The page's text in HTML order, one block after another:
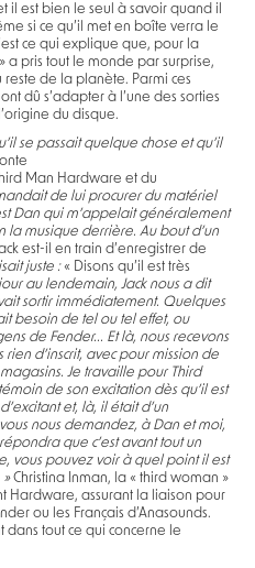
il est bien le seul à savoir quand il
si ce qu’il met en boîte verra le
ce qui explique que, pour la
a pris tout le monde par surprise,
reste de la planète. Parmi ces
dû s’adapter à l’une des sorties
du disque.
se passait quelque chose et qu’il
Man Hardware et du
de lui procurer du matériel
Dan qui m’appelait généralement
la musique derrière. Au bout d’un
est-il en train d’enregistrer de
juste :« Disons qu’il est très
au lendemain, Jack nous a dit
sortir immédiatement. Quelques
besoin de tel ou tel effet, ou
de Fender... Et là, nous recevons
d’inscrit, avec pour mission de
Je travaille pour Third
de son excitation dès qu’il est
et, là, il était d’un
nous demandez, à Dan et moi,
que c’est avant tout un
vous pouvez voir à quel point il est
»Christina Inman, la « third woman »
Hardware, assurant la liaison pour
ou les Français d’Anasounds.
tout ce qui concerne le